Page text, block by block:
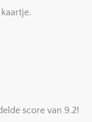
score van 9.2!